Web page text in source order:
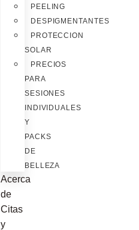
PEELING
DESPIGMENTANTES
PROTECCION
SOLAR
PRECIOS
PARA
SESIONES
INDIVIDUALES
Y
PACKS
DE
BELLEZA
Acerca
de
Citas
y